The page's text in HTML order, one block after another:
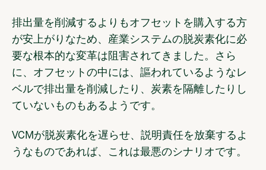
排出量を削減するよりもオフセットを購入する方
が安上がりなため、産業システムの脱炭素化に必
要な根本的な変革は阻害されてきました。さら
に、オフセットの中には、謳われているようなレ
ベルで排出量を削減したり、炭素を隔離したりし
ていないものもあるようです。
VCMが脱炭素化を遅らせ、説明責任を放棄するよ
うなものであれば、これは最悪のシナリオです。